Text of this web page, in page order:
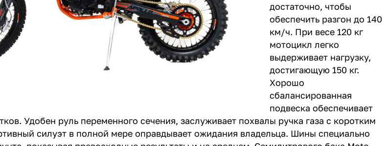
достаточно, чтобы
обеспечить разгон до 140
км/ч. При весе 120 кг
мотоцикл легко
выдерживает нагрузку,
достигающую 150 кг.
Хорошо
сбалансированная
подвеска обеспечивает
Удобен руль переменного сечения, заслуживает похвалы ручка газа с коротким
силуэт в полной мере оправдывает ожидания владельца. Шины специально